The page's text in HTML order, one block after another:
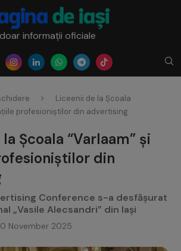
doar informații oficiale
Liceenii de la Școala
profesioniștilor din advertising
Școala “Varlaam” și
din
Conference s-a desfășurat
„Vasile Alecsandri” din Iași
November 2025